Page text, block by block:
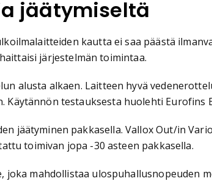
jäätymiseltä
kautta ei saa päästä
järjestelmän toimintaa.
alusta alkaen. Laitteen hyvä
testauksesta huolehti Eurofins
jäätyminen pakkasella. Vallox Out/in
toimivan jopa -30 asteen pakkasella.
mahdollistaa ulospuhallusnopeuden